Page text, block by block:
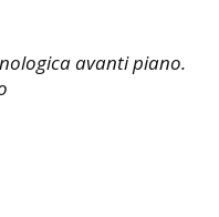
avanti piano.